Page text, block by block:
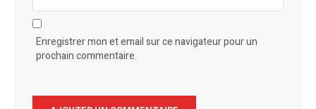
Enregistrer mon et email sur ce navigateur pour un
prochain commentaire.